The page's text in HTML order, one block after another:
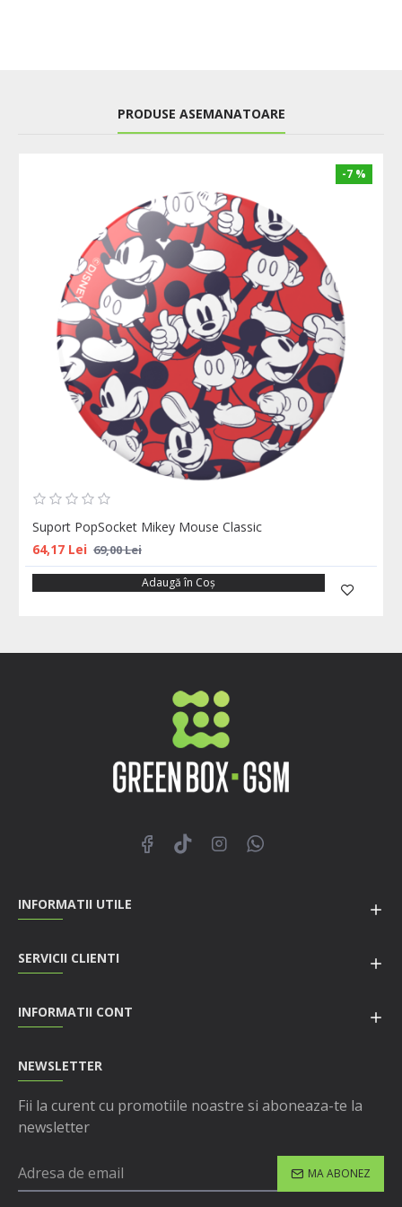
PRODUSE ASEMANATOARE
-7 %
Suport PopSocket Mikey Mouse Classic
64,17 Lei 69,00 Lei
Adaugă în Coş
INFORMATII UTILE
SERVICII CLIENTI
INFORMATII CONT
NEWSLETTER
Fii la curent cu promotiile noastre si aboneaza-te la
newsletter
MA ABONEZ